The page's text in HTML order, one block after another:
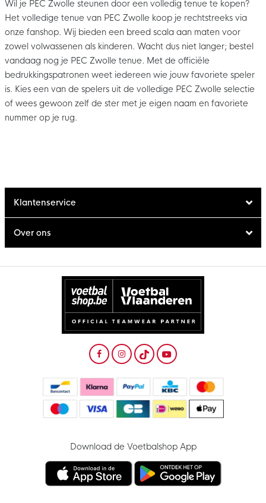
Wil je PEC Zwolle steunen door een volledig tenue te kopen?
Het volledige tenue van PEC Zwolle koop je rechtstreeks via
onze fanshop. Wij bieden een breed scala aan maten voor
zowel volwassenen als kinderen. Wacht dus niet langer; bestel
vandaag nog je PEC Zwolle tenue. Met de officiële
bedrukkingspatronen weet iedereen wie jouw favoriete speler
is. Kies een van de spelers uit de volledige PEC Zwolle selectie
of wees gewoon zelf de ster met je eigen naam en favoriete
nummer op je rug.
Klantenservice
Over ons
Download de Voetbalshop App